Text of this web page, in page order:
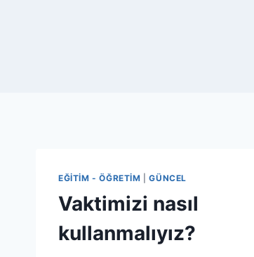
EĞITIM - ÖĞRETIM |GÜNCEL
Vaktimizi nasıl
kullanmalıyız?